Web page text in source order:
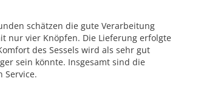
schätzen die gute Verarbeitung
nur vier Knöpfen. Die Lieferung erfolgte
des Sessels wird als sehr gut
sein könnte. Insgesamt sind die
Service.